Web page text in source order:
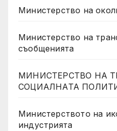
Министерство на
Министерство на
съобщенията
МИНИСТЕРСТВО НА
СОЦИАЛНАТА
Министерството на
индустрията